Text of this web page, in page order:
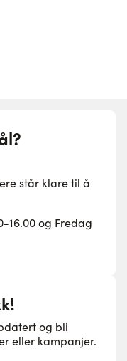
står klare til å
16.00 og Fredag
og bli
eller kampanjer.